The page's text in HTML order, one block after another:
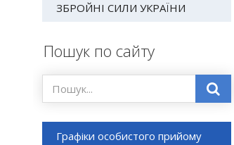
ЗБРОЙНІ СИЛИ УКРАЇНИ
Пошук по сайту
Графіки особистого прийому